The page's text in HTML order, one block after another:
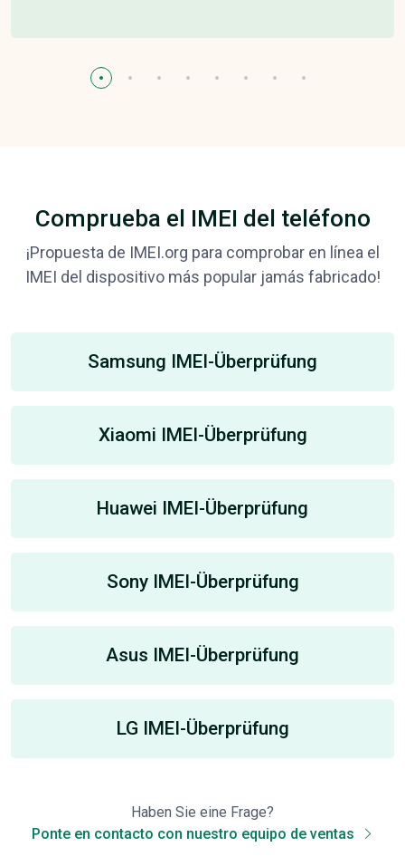
Comprueba el IMEI del teléfono
¡Propuesta de IMEI.org para comprobar en línea el
IMEI del dispositivo más popular jamás fabricado!
Samsung IMEI-Überprüfung
Xiaomi IMEI-Überprüfung
Huawei IMEI-Überprüfung
Sony IMEI-Überprüfung
Asus IMEI-Überprüfung
LG IMEI-Überprüfung
Haben Sie eine Frage?
Ponte en contacto con nuestro equipo de ventas